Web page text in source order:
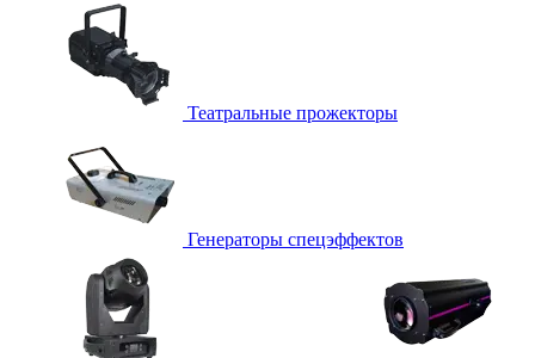
Театральные прожекторы
Генераторы спецэффектов